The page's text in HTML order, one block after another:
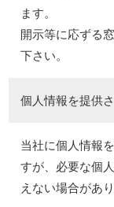
ます。
開示等に応ずる
下さい。
個人情報を提供
当社に個人情報
すが、必要な個
えない場合があり